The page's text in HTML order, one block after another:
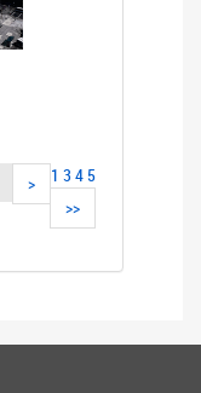
1 3 4 5
>
>>